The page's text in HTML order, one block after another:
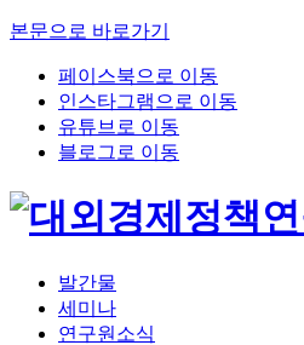
본문으로 바로가기
페이스북으로 이동
인스타그램으로 이동
유튜브로 이동
블로그로 이동
발간물
세미나
연구원소식